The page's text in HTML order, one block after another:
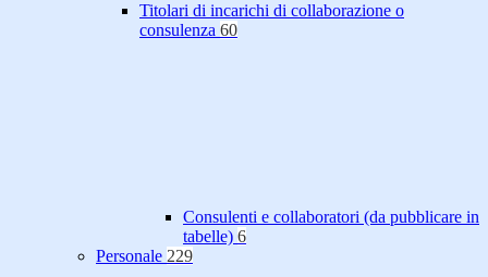
Titolari di incarichi di collaborazione o
consulenza 60
Consulenti e collaboratori (da pubblicare in
tabelle) 6
Personale 229